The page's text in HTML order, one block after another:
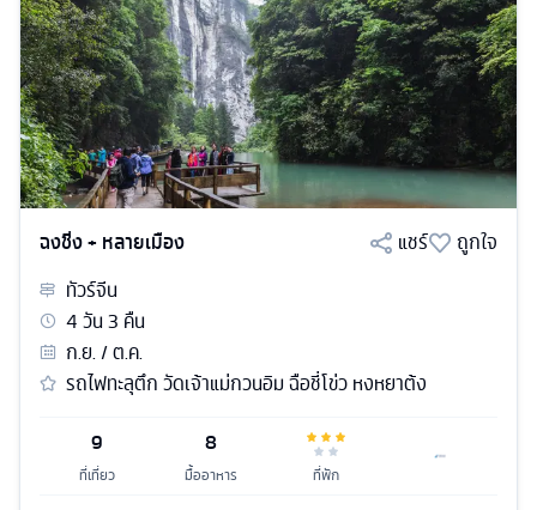
ฉงชิ่ง + หลายเมือง แชร์
ถูกใจ
ทัวร์จีน
4วัน3 คืน
ก.ย. / ต.ค.
รถไฟทะลุตึก วัดเจ้าแม่กวนอิม ฉือชี่โข่ว หงหยาต้ง
9
ที่เที่ยว
8
มื้ออาหาร ที่พัก